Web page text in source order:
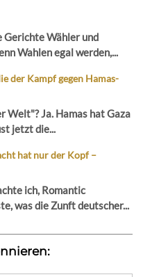
Gerichte Wähler und
Wahlen egal werden,...
der Kampf gegen Hamas-
Welt"? Ja. Hamas hat Gaza
jetzt die...
hat nur der Kopf –
ich, Romantic
was die Zunft deutscher...